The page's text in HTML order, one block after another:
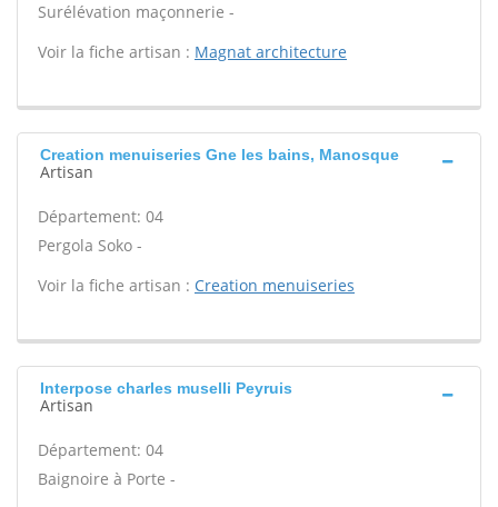
Surélévation maçonnerie -
Voir la fiche artisan : Magnat architecture
Creation menuiseries Gne les bains, Manosque
Artisan
Département: 04
Pergola Soko -
Voir la fiche artisan : Creation menuiseries
Interpose charles muselli Peyruis
Artisan
Département: 04
Baignoire à Porte -